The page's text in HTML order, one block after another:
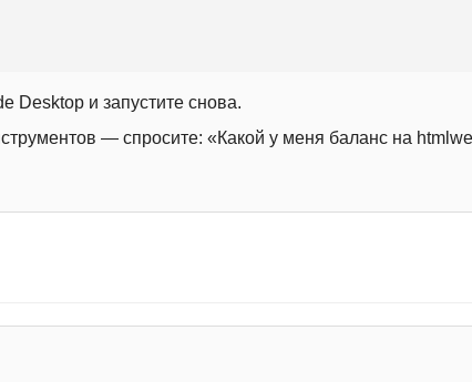
Desktop и запустите снова.
— спросите: «Какой у меня баланс на